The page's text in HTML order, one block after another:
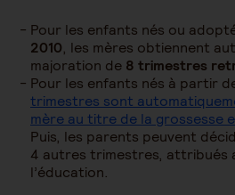
Pour les enfants nés ou
2010, les mères obtiennent
majoration de 8 trimestres
Pour les enfants nés à partir
trimestres sont
mère au titre de la grossesse
Puis, les parents peuvent
4 autres trimestres, attribués
l’éducation.